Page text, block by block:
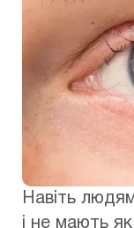
Навіть
і не мають